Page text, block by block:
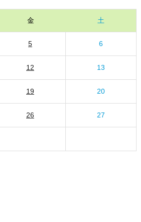
金 土
5 6
12 13
19 20
26 27